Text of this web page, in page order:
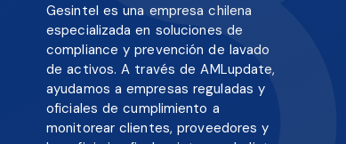
Gesintel es una empresa chilena
especializada en soluciones de
compliance y prevención de lavado
de activos. A través de AMLupdate,
ayudamos a empresas reguladas y
oficiales de cumplimiento a
monitorear clientes, proveedores y